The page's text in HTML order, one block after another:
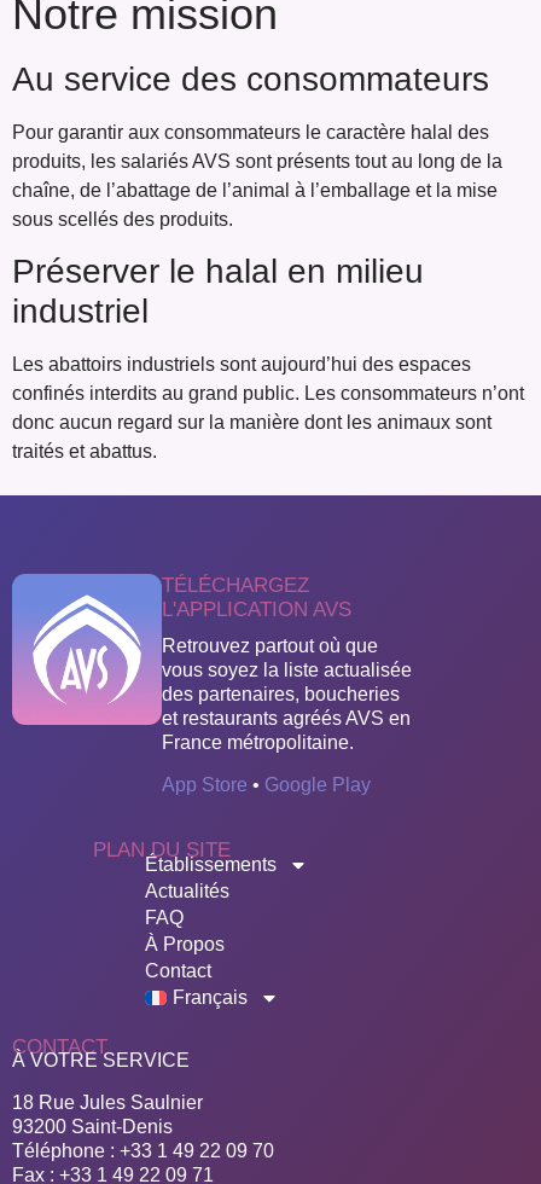
Notre mission
Au service des consommateurs
Pour garantir aux consommateurs le caractère halal des
produits, les salariés AVS sont présents tout au long de la
chaîne, de l’abattage de l’animal à l’emballage et la mise
sous scellés des produits.
Préserver le halal en milieu
industriel
Les abattoirs industriels sont aujourd’hui des espaces
confinés interdits au grand public. Les consommateurs n’ont
donc aucun regard sur la manière dont les animaux sont
traités et abattus.
TÉLÉCHARGEZ
L'APPLICATION AVS
Retrouvez partout où que
vous soyez la liste actualisée
des partenaires, boucheries
et restaurants agréés AVS en
France métropolitaine.
App Store • Google Play
PLAN DU SITE
Établissements
Actualités
FAQ
À Propos
Contact
Français
CONTACT
À VOTRE SERVICE
18 Rue Jules Saulnier
93200 Saint-Denis
Téléphone : +33 1 49 22 09 70
Fax : +33 1 49 22 09 71